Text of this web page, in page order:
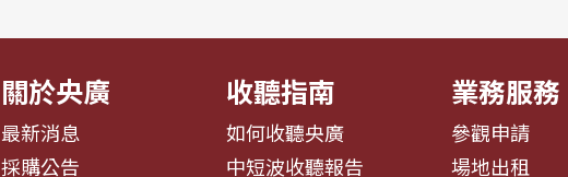
關於央廣
最新消息
採購公告
收聽指南
如何收聽央廣
中短波收聽報告
業務服務
參觀申請
場地出租